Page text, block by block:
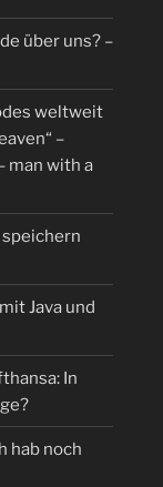
über uns? –
weltweit
–
man with a
Java und
In
hab noch